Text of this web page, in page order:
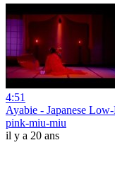
4:51
Ayabie - Japanese
pink-miu-miu
il y a 20 ans